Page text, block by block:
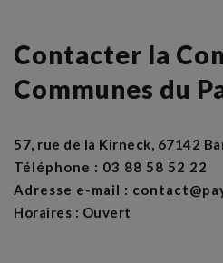
Contacter la
Communes du
57, rue de la Kirneck, 67142
Téléphone : 03 88 58 52 22
Adresse e-mail :
Horaires : Ouvert